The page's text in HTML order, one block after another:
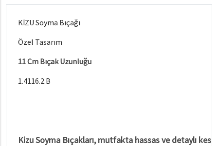
KİZU Soyma Bıçağı
Özel Tasarım
11 Cm Bıçak Uzunluğu
1.4116.2.B
Kizu Soyma Bıçakları, mutfakta hassas ve detaylı